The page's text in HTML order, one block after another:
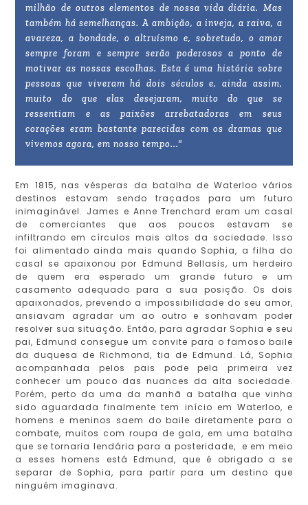
milhão de outros elementos de nossa vida diária. Mas
também há semelhanças. A ambição, a inveja, a raiva, a
avareza, a bondade, o altruísmo e, sobretudo, o amor
sempre foram e sempre serão poderosos a ponto de
motivar as nossas escolhas. Esta é uma história sobre
pessoas que viveram há dois séculos e, ainda assim,
muito do que elas desejaram, muito do que se
ressentiam e as paixões arrebatadoras em seus
corações eram bastante parecidas com os dramas que
vivemos agora, em nosso tempo..."
Em 1815, nas vésperas da batalha de Waterloo vários
destinos estavam sendo traçados para um futuro
inimaginável. James e Anne Trenchard eram um casal
de comerciantes que aos poucos estavam se
infiltrando em círculos mais altos da sociedade. Isso
foi alimentado ainda mais quando Sophia, a filha do
casal se apaixonou por Edmund Bellasis, um herdeiro
de quem era esperado um grande futuro e um
casamento adequado para a sua posição. Os dois
apaixonados, prevendo a impossibilidade do seu amor,
ansiavam agradar um ao outro e sonhavam poder
resolver sua situação. Então, para agradar Sophia e seu
pai, Edmund consegue um convite para o famoso baile
da duquesa de Richmond, tia de Edmund. Lá, Sophia
acompanhada pelos pais pode pela primeira vez
conhecer um pouco das nuances da alta sociedade.
Porém, perto da uma da manhã a batalha que vinha
sido aguardada finalmente tem início em Waterloo, e
homens e meninos saem do baile diretamente para o
combate, muitos com roupa de gala, em uma batalha
que se tornaria lendária para a posteridade, e em meio
a esses homens está Edmund, que é obrigado a se
separar de Sophia, para partir para um destino que
ninguém imaginava.